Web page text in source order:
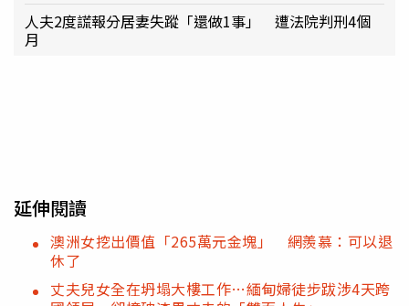
人夫2度謊報分居妻失蹤「還做1事」 遭法院判刑4個
月
延伸閱讀
澳洲女挖出價值「265萬元金塊」 網羨慕：可以退
休了
丈夫兒女全在坍塌大樓工作…緬甸婦徒步跋涉4天跨